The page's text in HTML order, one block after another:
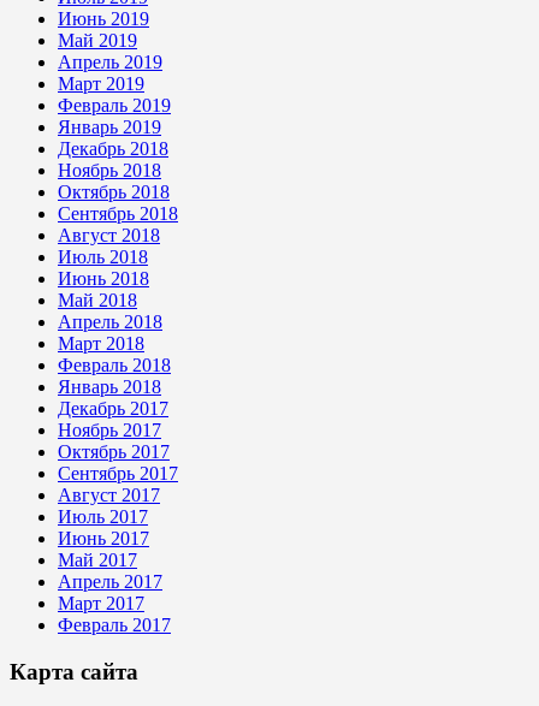
Июнь 2019
Май 2019
Апрель 2019
Март 2019
Февраль 2019
Январь 2019
Декабрь 2018
Ноябрь 2018
Октябрь 2018
Сентябрь 2018
Август 2018
Июль 2018
Июнь 2018
Май 2018
Апрель 2018
Март 2018
Февраль 2018
Январь 2018
Декабрь 2017
Ноябрь 2017
Октябрь 2017
Сентябрь 2017
Август 2017
Июль 2017
Июнь 2017
Май 2017
Апрель 2017
Март 2017
Февраль 2017
Карта сайта